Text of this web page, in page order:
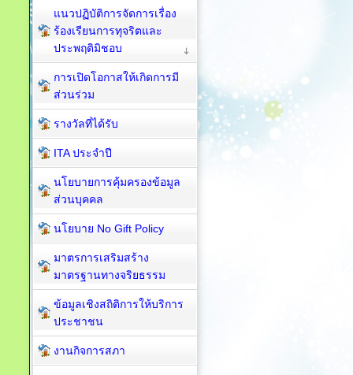
แนวปฏิบัติการจัดการเรื่อง
ร้องเรียนการทุจริตและ
ประพฤติมิชอบ
การเปิดโอกาสให้เกิดการมี
ส่วนร่วม
รางวัลที่ได้รับ
ITA ประจำปี
นโยบายการคุ้มครองข้อมูล
ส่วนบุคคล
นโยบาย No Gift Policy
มาตรการเสริมสร้าง
มาตรฐานทางจริยธรรม
ข้อมูลเชิงสถิติการให้บริการ
ประชาชน
งานกิจการสภา